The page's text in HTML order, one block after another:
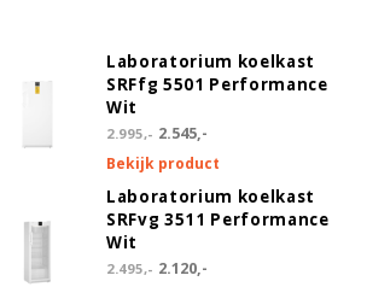
Laboratorium koelkast
SRFfg 5501 Performance
Wit
2.995,- 2.545,-
Bekijk product
Laboratorium koelkast
SRFvg 3511 Performance
Wit
2.495,- 2.120,-